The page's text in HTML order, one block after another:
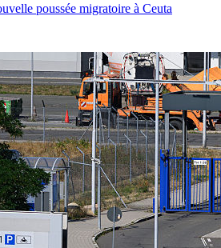
poussée migratoire à Ceuta